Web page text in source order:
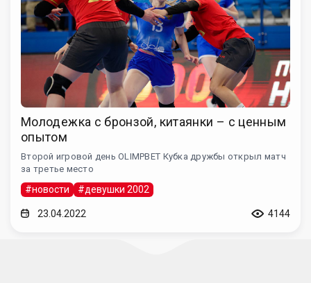
Молодежка с бронзой, китаянки – с ценным
опытом
Второй игровой день OLIMPBET Кубка дружбы открыл матч
за третье место
#новости #девушки 2002
23.04.2022 4144